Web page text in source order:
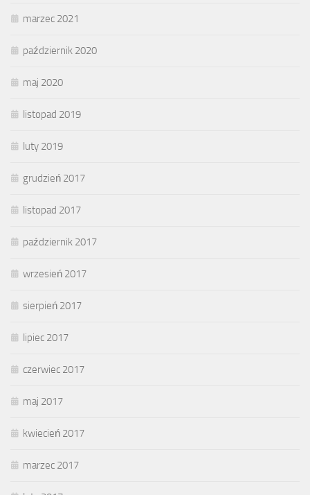
marzec 2021
październik 2020
maj 2020
listopad 2019
luty 2019
grudzień 2017
listopad 2017
październik 2017
wrzesień 2017
sierpień 2017
lipiec 2017
czerwiec 2017
maj 2017
kwiecień 2017
marzec 2017